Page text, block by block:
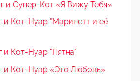
и Супер-Кот «Я Вижу Тебя»
и Кот-Нуар "Маринетт и её
и Кот-Нуар "Пятна"
и Кот-Нуар «Это Любовь»